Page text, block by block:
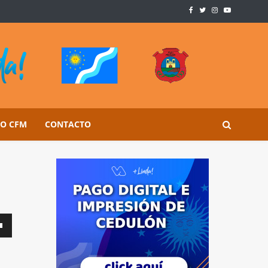
CFM CONTACTO